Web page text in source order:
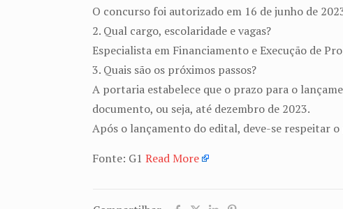
O concurso foi autorizado em 16 de junho de
2. Qual cargo, escolaridade e vagas?
Especialista em Financiamento e Execução de
3. Quais são os próximos passos?
A portaria estabelece que o prazo para o
documento, ou seja, até dezembro de 2023.
Após o lançamento do edital, deve-se respeitar
Fonte: G1Read More